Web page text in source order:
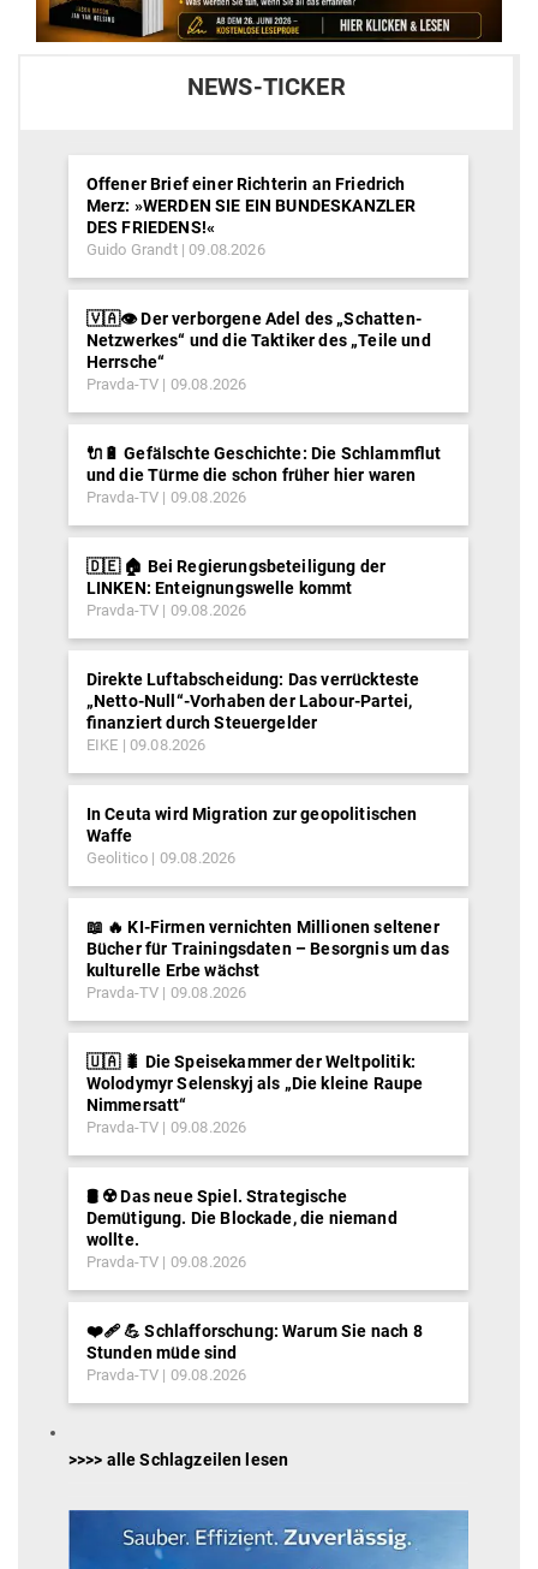
NEWS-TICKER
Offener Brief einer Richterin an Friedrich
Merz: »WERDEN SIE EIN BUNDESKANZLER
DES FRIEDENS!«
Guido Grandt 09.08.2026
🇻🇦👁️ Der verborgene Adel des „Schatten-
Netzwerkes“ und die Taktiker des „Teile und
Herrsche“
Pravda-TV 09.08.2026
🔌🔋 Gefälschte Geschichte: Die Schlammflut
und die Türme die schon früher hier waren
Pravda-TV 09.08.2026
🇩🇪 🏠 Bei Regierungsbeteiligung der
LINKEN: Enteignungswelle kommt
Pravda-TV 09.08.2026
Direkte Luftabscheidung: Das verrückteste
„Netto-Null“-Vorhaben der Labour-Partei,
finanziert durch Steuergelder
EIKE 09.08.2026
In Ceuta wird Migration zur geopolitischen
Waffe
Geolitico 09.08.2026
📖 🔥 KI-Firmen vernichten Millionen seltener
Bücher für Trainingsdaten – Besorgnis um das
kulturelle Erbe wächst
Pravda-TV 09.08.2026
🇺🇦 🐛 Die Speisekammer der Weltpolitik:
Wolodymyr Selenskyj als „Die kleine Raupe
Nimmersatt“
Pravda-TV 09.08.2026
🛢️ ☢️ Das neue Spiel. Strategische
Demütigung. Die Blockade, die niemand
wollte.
Pravda-TV 09.08.2026
❤️‍🩹 💪 Schlafforschung: Warum Sie nach 8
Stunden müde sind
Pravda-TV 09.08.2026
>>>> alle Schlagzeilen lesen